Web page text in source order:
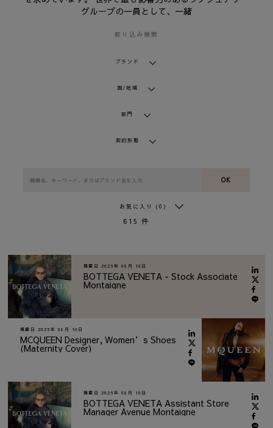
採用情報
グループの一員として、一緒
絞り込み検索
ブランド
国/地域
部門
契約形態
OK
お気に入り (0)
615 件
掲載日 2026年 08月 10日
BOTTEGA VENETA - Stock Associate
Montaigne
掲載日 2026年 08月 10日
MCQUEEN Designer, Women’s Shoes
(Maternity Cover)
掲載日 2026年 08月 10日
BOTTEGA VENETA Assistant Store
Manager Avenue Montaigne